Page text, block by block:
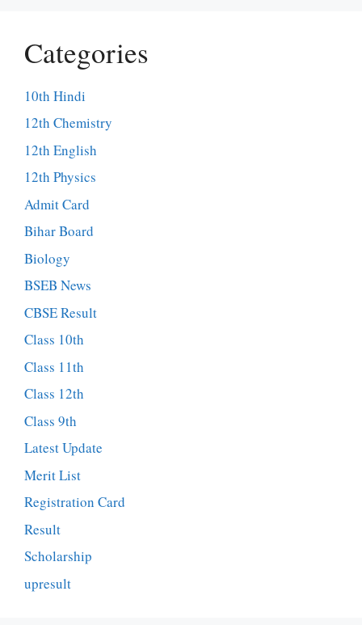
Categories
10th Hindi
12th Chemistry
12th English
12th Physics
Admit Card
Bihar Board
Biology
BSEB News
CBSE Result
Class 10th
Class 11th
Class 12th
Class 9th
Latest Update
Merit List
Registration Card
Result
Scholarship
upresult